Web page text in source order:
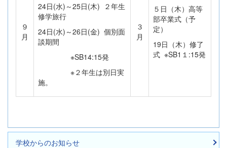
９
月
24日(水)～25日(木) ２年生
修学旅行
24日(水)～26日(金) 個別面
談期間
※SB14:15発
※２年生は別日実
施。
３
月
５日（木）高等
部卒業式（予
定）
19日（木）修了
式 ※SB1１:15発
学校からのお知らせ